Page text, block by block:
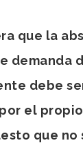
que la
demanda
debe
el
que no